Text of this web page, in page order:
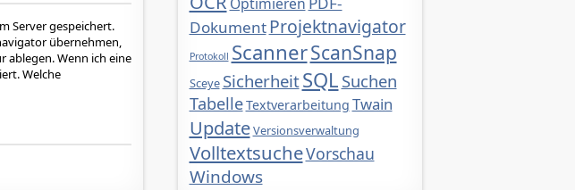
Optimieren
DokumentProjektnavigator
Protokoll ScannerScanSnap
Sceye SicherheitSQL Suchen
TabelleTextverarbeitung Twain
UpdateVersionsverwaltung
VolltextsucheVorschau
Windows
Server gespeichert.
übernehmen,
ablegen. Wenn ich eine
Welche